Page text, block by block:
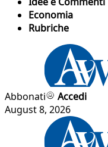
Economia
Rubriche
Abbonati
Accedi
August 8, 2026